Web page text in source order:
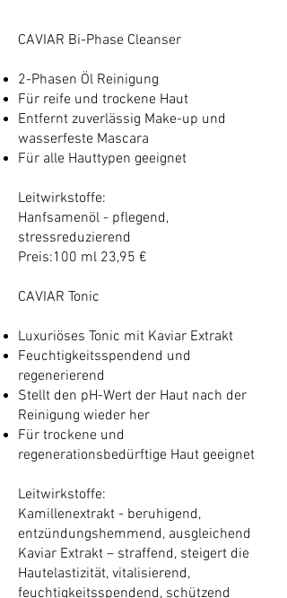
CAVIAR Bi-Phase Cleanser
2-Phasen Öl Reinigung
Für reife und trockene Haut
Entfernt zuverlässig Make-up und
wasserfeste Mascara
Für alle Hauttypen geeignet
Leitwirkstoffe:
Hanfsamenöl - pflegend,
stressreduzierend
Preis:100 ml 23,95 €
CAVIAR Tonic
Luxuriöses Tonic mit Kaviar Extrakt
Feuchtigkeitsspendend und
regenerierend
Stellt den pH-Wert der Haut nach der
Reinigung wieder her
Für trockene und
regenerationsbedürftige Haut geeignet
Leitwirkstoffe:
Kamillenextrakt - beruhigend,
entzündungshemmend, ausgleichend
Kaviar Extrakt – straffend, steigert die
Hautelastizität, vitalisierend,
feuchtigkeitsspendend, schützend